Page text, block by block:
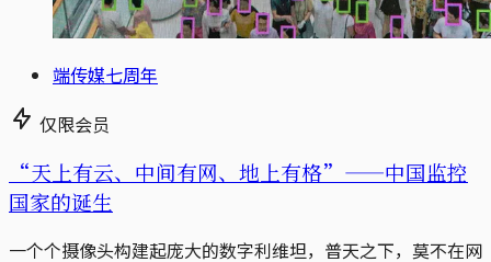
端传媒七周年
仅限会员
“天上有云、中间有网、地上有格”——中国监控
国家的诞生
一个个摄像头构建起庞大的数字利维坦，普天之下，莫不在网